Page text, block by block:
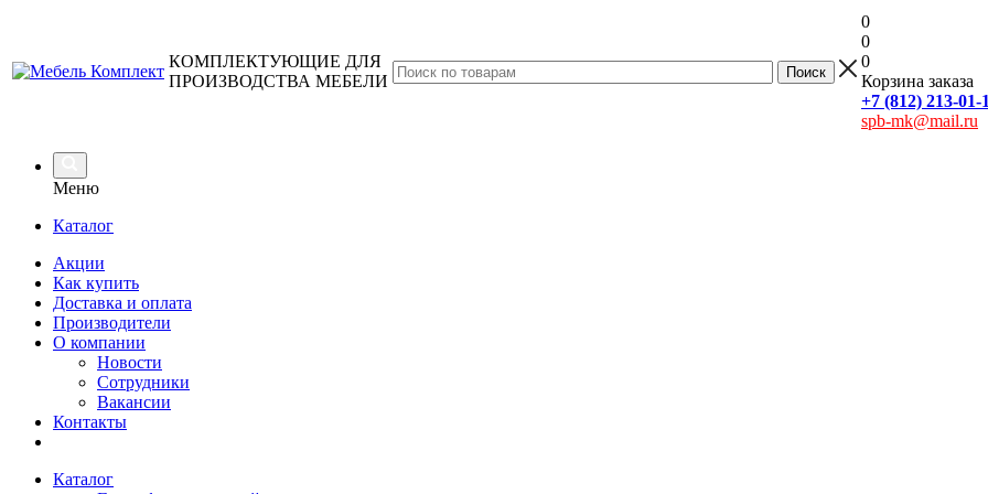
КОМПЛЕКТУЮЩИЕ ДЛЯ
ПРОИЗВОДСТВА МЕБЕЛИ
0
0
0
Корзина заказа
+7 (812) 213-01-
spb-mk@mail.ru
Меню
Каталог
Акции
Как купить
Доставка и оплата
Производители
О компании
Новости
Сотрудники
Вакансии
Контакты
Каталог